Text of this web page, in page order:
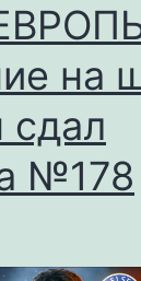
на
сдал
№178